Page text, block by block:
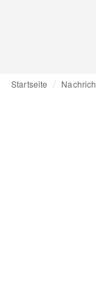
Startseite